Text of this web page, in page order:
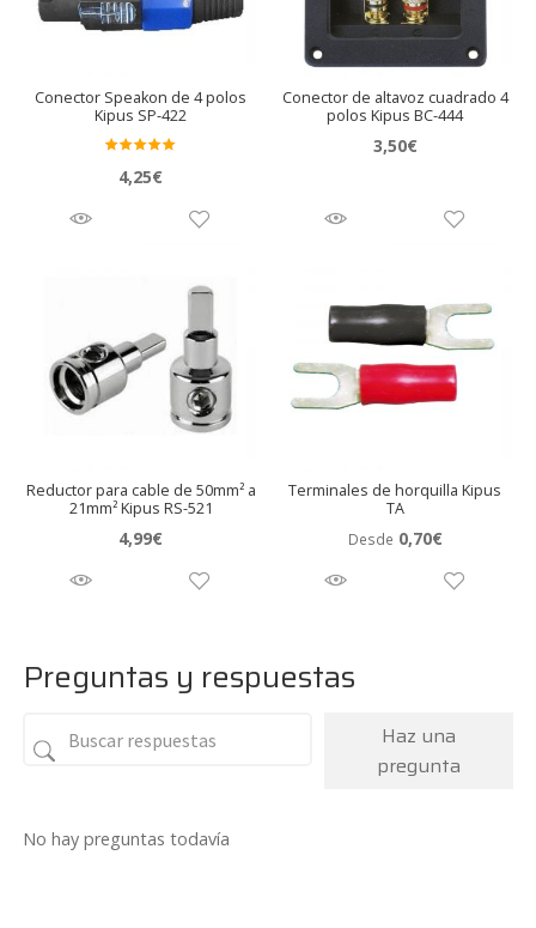
Conector Speakon de 4 polos
Kipus SP-422
do en
4,25€
Conector de altavoz cuadrado 4
polos Kipus BC-444
3,50€
Reductor para cable de 50mm² a
21mm² Kipus RS-521
4,99€
Terminales de horquilla Kipus
TA
Desde 0,70€
Preguntas y respuestas
Haz una
pregunta
No hay preguntas todavía